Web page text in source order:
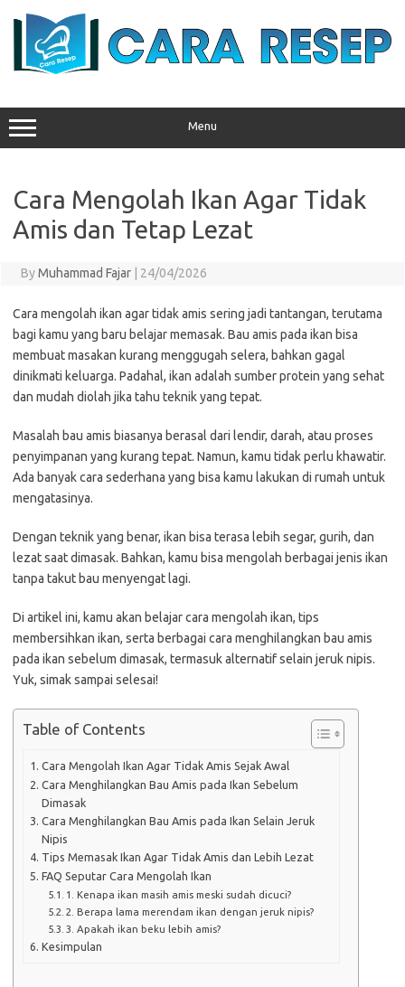
Menu
Cara Mengolah Ikan Agar Tidak
Amis dan Tetap Lezat
ByMuhammad Fajar 24/04/2026
Cara mengolah ikan agar tidak amis sering jadi tantangan, terutama
bagi kamu yang baru belajar memasak. Bau amis pada ikan bisa
membuat masakan kurang menggugah selera, bahkan gagal
dinikmati keluarga. Padahal, ikan adalah sumber protein yang sehat
dan mudah diolah jika tahu teknik yang tepat.
Masalah bau amis biasanya berasal dari lendir, darah, atau proses
penyimpanan yang kurang tepat. Namun, kamu tidak perlu khawatir.
Ada banyak cara sederhana yang bisa kamu lakukan di rumah untuk
mengatasinya.
Dengan teknik yang benar, ikan bisa terasa lebih segar, gurih, dan
lezat saat dimasak. Bahkan, kamu bisa mengolah berbagai jenis ikan
tanpa takut bau menyengat lagi.
Di artikel ini, kamu akan belajar cara mengolah ikan, tips
membersihkan ikan, serta berbagai cara menghilangkan bau amis
pada ikan sebelum dimasak, termasuk alternatif selain jeruk nipis.
Yuk, simak sampai selesai!
Table of Contents
Cara Mengolah Ikan Agar Tidak Amis Sejak Awal
Cara Menghilangkan Bau Amis pada Ikan Sebelum
Dimasak
Cara Menghilangkan Bau Amis pada Ikan Selain Jeruk
Nipis
Tips Memasak Ikan Agar Tidak Amis dan Lebih Lezat
FAQ Seputar Cara Mengolah Ikan
1. Kenapa ikan masih amis meski sudah dicuci?
2. Berapa lama merendam ikan dengan jeruk nipis?
3. Apakah ikan beku lebih amis?
Kesimpulan